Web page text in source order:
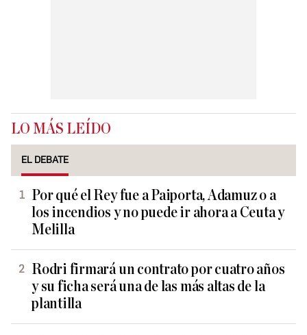
LO MÁS LEÍDO
EL DEBATE
Por qué el Rey fue a Paiporta, Adamuz o a
los incendios y no puede ir ahora a Ceuta y
Melilla
Rodri firmará un contrato por cuatro años
y su ficha será una de las más altas de la
plantilla